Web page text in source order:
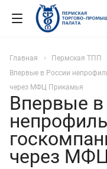
Главная Пермская ТПП
Впервые в России
через МФЦ Прикамья
Впервые в
через